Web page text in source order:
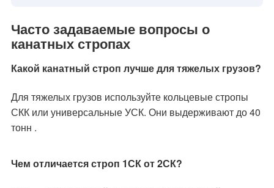
Часто задаваемые вопросы о
канатных стропах
Какой канатный строп лучше для тяжелых грузов?
Для тяжелых грузов используйте кольцевые стропы
СКК или универсальные УСК. Они выдерживают до 40
тонн .
Чем отличается строп 1СК от 2СК?